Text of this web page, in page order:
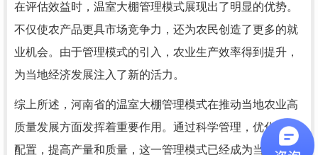
在评估效益时，温室大棚管理模式展现出了明显的优势。
不仅使农产品更具市场竞争力，还为农民创造了更多的就
业机会。由于管理模式的引入，农业生产效率得到提升，
为当地经济发展注入了新的活力。
综上所述，河南省的温室大棚管理模式在推动当地农业高
质量发展方面发挥着重要作用。通过科学管理，优化资源
配置，提高产量和质量，这一管理模式已经成为当地农业